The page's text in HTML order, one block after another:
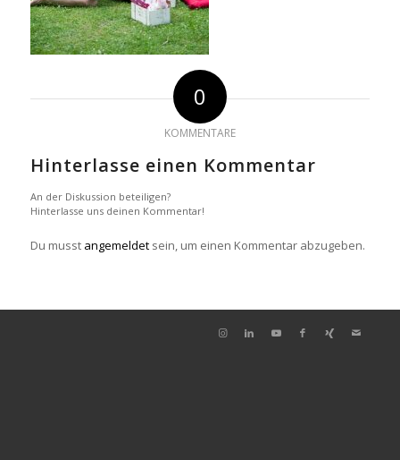
0
KOMMENTARE
Hinterlasse einen Kommentar
An der Diskussion beteiligen?
Hinterlasse uns deinen Kommentar!
Du musst angemeldetsein, um einen Kommentar abzugeben.